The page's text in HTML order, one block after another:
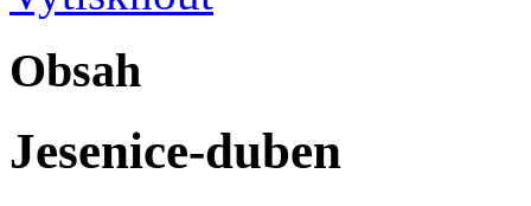
Obsah
Jesenice-duben